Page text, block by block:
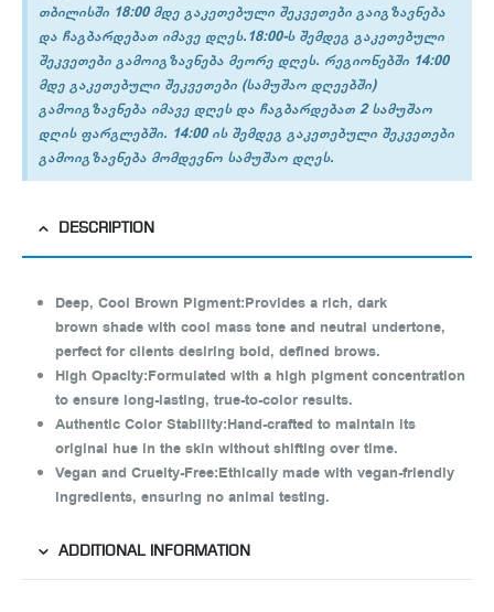
თბილისში 18:00 მდე გაკეთებული შეკვეთები გაიგზავნება
და ჩაგბარდებათ იმავე დღეს.18:00-ს შემდეგ გაკეთებული
შეკვეთები გამოიგზავნება მეორე დღეს. რეგიონებში 14:00
მდე გაკეთებული შეკვეთები (სამუშაო დღეებში)
გამოიგზავნება იმავე დღეს და ჩაგბარდებათ 2 სამუშაო
დღის ფარგლებში. 14:00 ის შემდეგ გაკეთებული შეკვეთები
გამოიგზავნება მომდევნო სამუშაო დღეს.
DESCRIPTION
Deep, Cool Brown Pigment:Provides a rich, dark
brown shade with cool mass tone and neutral undertone,
perfect for clients desiring bold, defined brows.
High Opacity:Formulated with a high pigment concentration
to ensure long-lasting, true-to-color results.
Authentic Color Stability:Hand-crafted to maintain its
original hue in the skin without shifting over time.
Vegan and Cruelty-Free:Ethically made with vegan-friendly
ingredients, ensuring no animal testing.
ADDITIONAL INFORMATION